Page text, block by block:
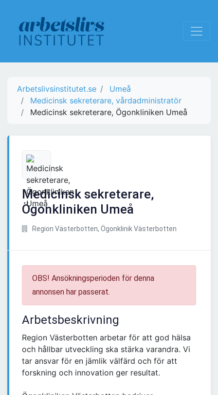
Arbetslivsinstitutet.se
Umeå
Medicinsk sekreterare, vårdadministratör
Medicinsk sekreterare, Ögonkliniken Umeå
Medicinsk sekreterare,
Ögonkliniken Umeå
Region Västerbotten, Ögonklinik Västerbotten
OBS! Ansökningsperioden för denna
annonsen har passerat.
Arbetsbeskrivning
Region Västerbotten arbetar för att god hälsa
och hållbar utveckling ska stärka varandra. Vi
tar ansvar för en jämlik välfärd och för att
forskning och innovation ger resultat.